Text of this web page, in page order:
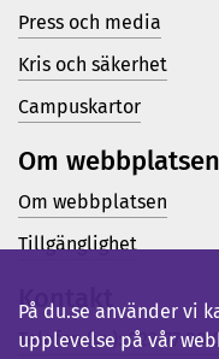
Press och media
Kris och säkerhet
Campuskartor
Om webbplatsen
Om webbplatsen
Tillgänglighet
Kontakt
Telefon (vx): 023-77 80
På du.se använder vi
upplevelse på vår